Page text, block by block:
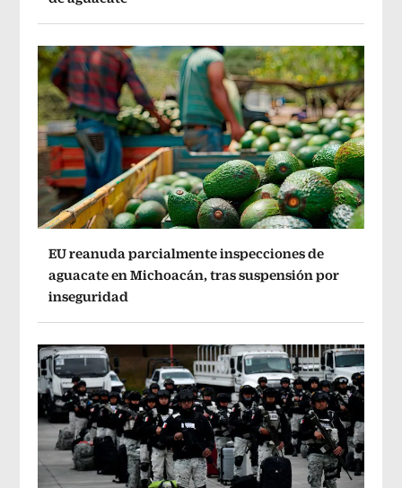
EU reanuda parcialmente inspecciones de
aguacate en Michoacán, tras suspensión por
inseguridad